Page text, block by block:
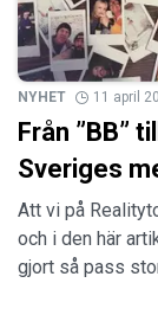
NYHET 11 april
Från ”BB”
Sveriges
Att vi på
och i den här
gjort så pass